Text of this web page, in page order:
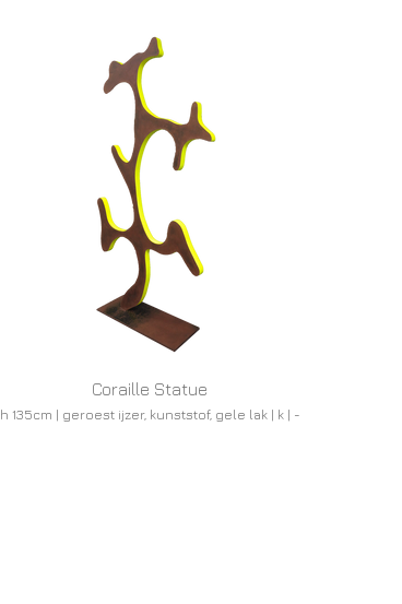
Coraille Statue
h 135cm | geroest ijzer, kunststof, gele lak | k | -